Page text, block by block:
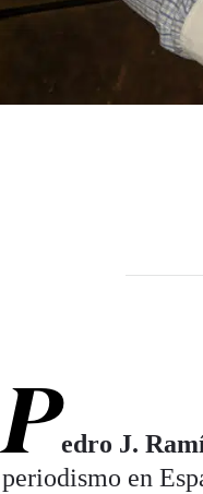
Pedro J.
periodismo en